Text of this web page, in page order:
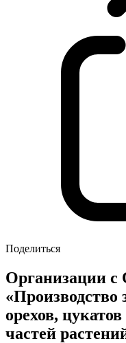
Поделиться
Организации
«Производство
орехов,
частей